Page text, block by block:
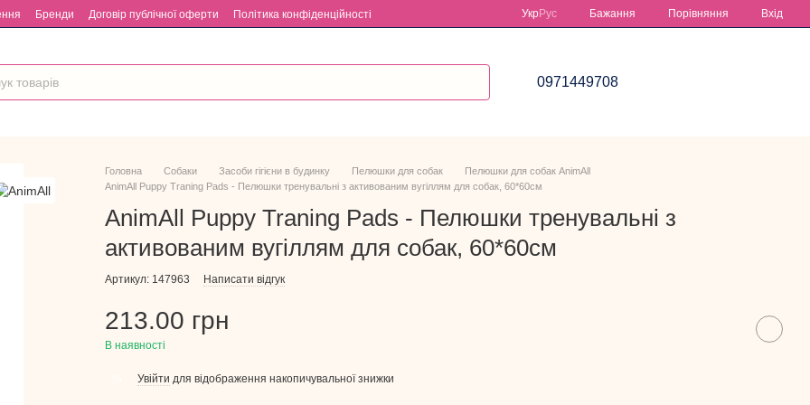
Бренди Договір публічної оферти
Політика конфіденційності
УкрРус Бажання Порівняння Вхід
0971449708
Головна Собаки Засоби гігієни в будинку Пелюшки для собак
Пелюшки для собак AnimAll
AnimAll Puppy Traning Pads - Пелюшки тренувальні з активованим вугіллям для собак, 60*60см
AnimAll Puppy Traning Pads - Пелюшки тренувальні з
активованим вугіллям для собак, 60*60см
Артикул: 147963 Написати відгук
213.00 грн
В наявності
Увійти для відображення накопичувальної знижки